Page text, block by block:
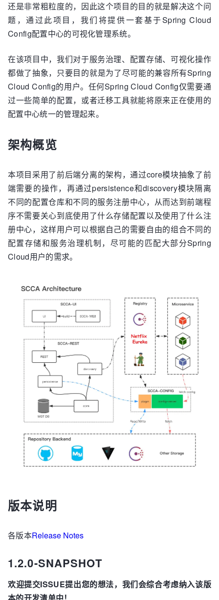
还是非常粗粒度的，因此这个项目的目的就是解决这个问
题，通过此项目，我们将提供一套基于Spring Cloud
Config配置中心的可视化管理系统。
在该项目中，我们对于服务治理、配置存储、可视化操作
都做了抽象，只要目的就是为了尽可能的兼容所有Spring
Cloud Config的用户。任何Spring Cloud Config仅需要通
过一些简单的配置，或者迁移工具就能将原来正在使用的
配置中心统一的管理起来。
架构概览
本项目采用了前后端分离的架构，通过core模块抽象了前
端需要的操作，再通过persistence和discovery模块隔离
不同的配置仓库和不同的服务注册中心，从而达到前端程
序不需要关心到底使用了什么存储配置以及使用了什么注
册中心，这样用户可以根据自己的需要自由的组合不同的
配置存储和服务治理机制，尽可能的匹配大部分Spring
Cloud用户的需求。
版本说明
各版本Release Notes
1.2.0-SNAPSHOT
欢迎提交ISSUE提出您的想法，我们会综合考虑纳入该版